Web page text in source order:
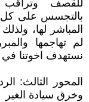
للقصف وتراقب
بالتجسس على كل
المباشر لها،
لم تهاجمها
نستهدف اخوتنا في
المحور الثالث:
وخرق سيادة الغير